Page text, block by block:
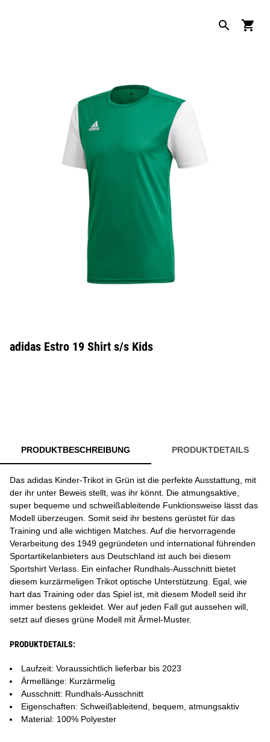
adidas Estro 19 Shirt s/s Kids
PRODUKTBESCHREIBUNG PRODUKTDETAILS
Das adidas Kinder-Trikot in Grün ist die perfekte Ausstattung, mit
der ihr unter Beweis stellt, was ihr könnt. Die atmungsaktive,
super bequeme und schweißableitende Funktionsweise lässt das
Modell überzeugen. Somit seid ihr bestens gerüstet für das
Training und alle wichtigen Matches. Auf die hervorragende
Verarbeitung des 1949 gegründeten und international führenden
Sportartikelanbieters aus Deutschland ist auch bei diesem
Sportshirt Verlass. Ein einfacher Rundhals-Ausschnitt bietet
diesem kurzärmeligen Trikot optische Unterstützung. Egal, wie
hart das Training oder das Spiel ist, mit diesem Modell seid ihr
immer bestens gekleidet. Wer auf jeden Fall gut aussehen will,
setzt auf dieses grüne Modell mit Ärmel-Muster.
PRODUKTDETAILS:
Laufzeit: Voraussichtlich lieferbar bis 2023
Ärmellänge: Kurzärmelig
Ausschnitt: Rundhals-Ausschnitt
Eigenschaften: Schweißableitend, bequem, atmungsaktiv
Material: 100% Polyester